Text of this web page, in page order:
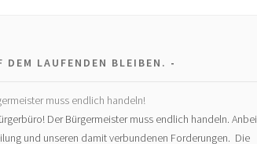
DEM LAUFENDEN BLEIBEN.
muss endlich handeln!
Der Bürgermeister muss endlich handeln. Anbei
und unseren damit verbundenen Forderungen. Die